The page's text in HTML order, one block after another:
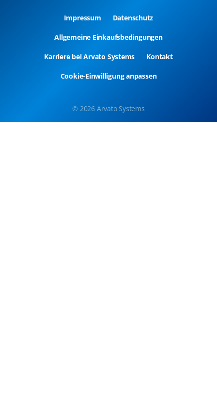
Impressum Datenschutz
Allgemeine Einkaufsbedingungen
Karriere bei Arvato Systems Kontakt
Cookie-Einwilligung anpassen
© 2026 Arvato Systems